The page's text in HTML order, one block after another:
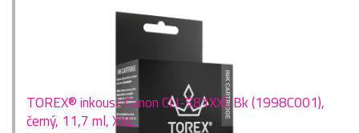
TOREX® inkoust Canon CLI-581XXL Bk (1998C001),
černý, 11,7 ml, XXL